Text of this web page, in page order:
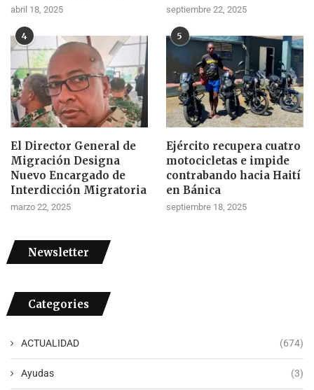
abril 18, 2025 septiembre 22, 2025
4
El Director General de
Migración Designa
Nuevo Encargado de
Interdicción Migratoria
marzo 22, 2025
5
Ejército recupera cuatro
motocicletas e impide
contrabando hacia Haití
en Bánica
septiembre 18, 2025
Newsletter
Categories
ACTUALIDAD (674)
Ayudas (3)